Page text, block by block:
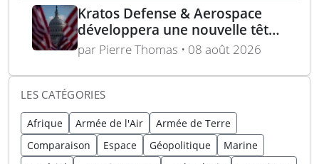
Kratos Defense & Aerospace
développera une nouvelle tête
chercheuse pour les missiles
FGM-148 Javelin
par Pierre Thomas • 08 août 2026
LES CATÉGORIES
Afrique Armée de l'Air
Armée de Terre
Comparaison
Espace Géopolitique
Marine